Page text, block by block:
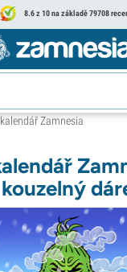
8.6 z 10 na základě 79708
Zamnesia